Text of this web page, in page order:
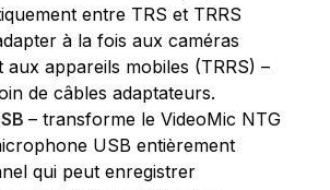
entre TRS et TRRS
à la fois aux caméras
aux appareils mobiles (TRRS) –
de câbles adaptateurs.
– transforme le VideoMic NTG
USB entièrement
qui peut enregistrer